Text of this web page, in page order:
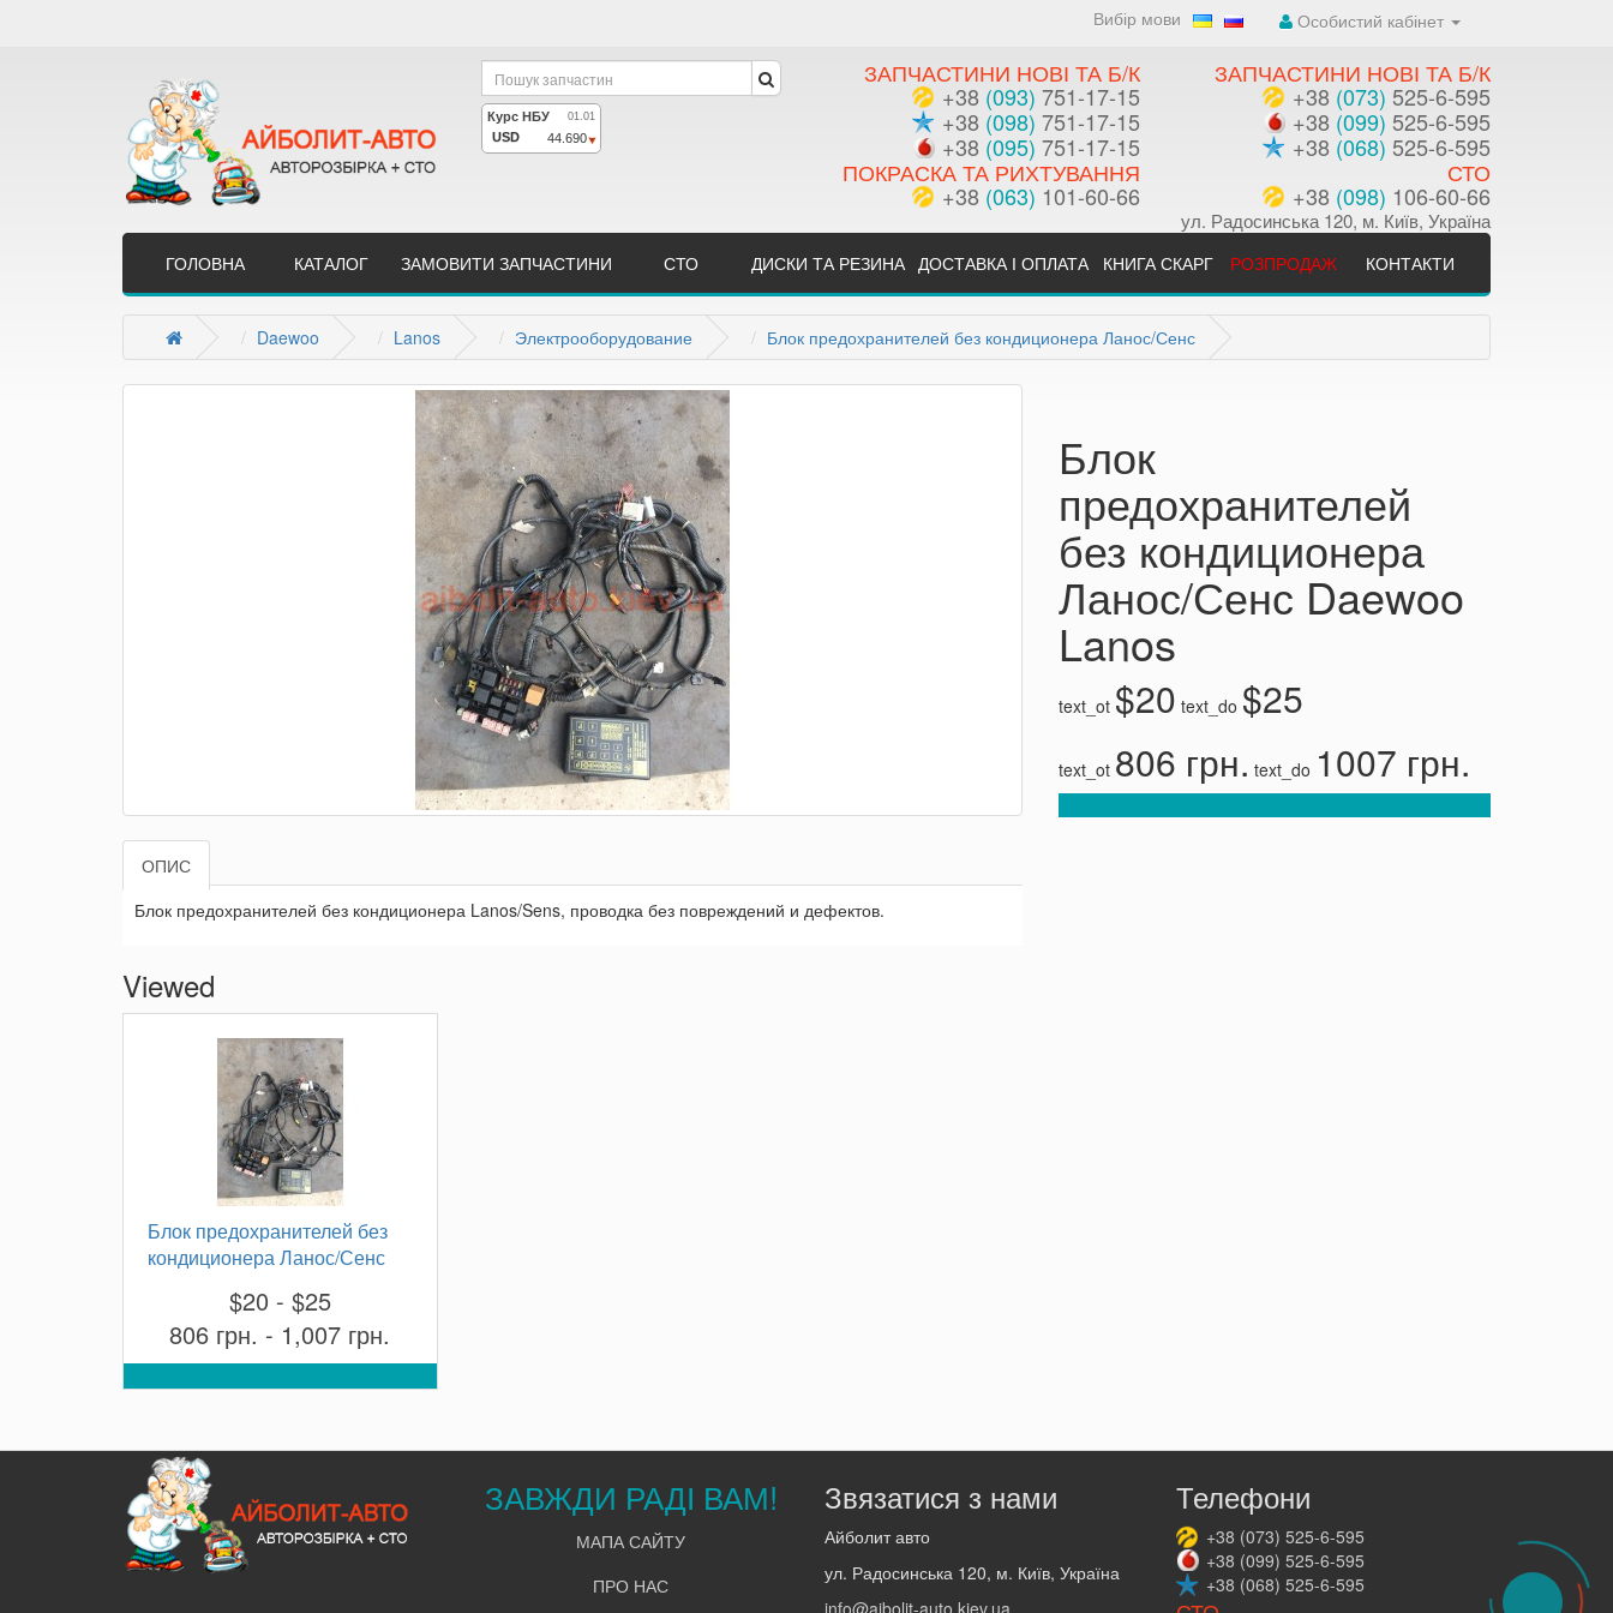
Вибір мови Особистий кабінет
ЗАПЧАСТИНИ НОВІ ТА Б/К
+38 (093) 751-17-15
+38 (098) 751-17-15
+38 (095) 751-17-15
ПОКРАСКА ТА РИХТУВАННЯ
+38 (063) 101-60-66
ЗАПЧАСТИНИ НОВІ ТА Б/К
+38 (073) 525-6-595
+38 (099) 525-6-595
+38 (068) 525-6-595
СТО
+38 (098) 106-60-66
ул. Радосинська 120, м. Київ, Україна
ГОЛОВНА КАТАЛОГ ЗАМОВИТИ ЗАПЧАСТИНИ СТО ДИСКИ ТА РЕЗИНА ДОСТАВКА І ОПЛАТА КНИГА СКАРГ РОЗПРОДАЖ КОНТАКТИ
Daewoo Lanos Электрооборудование Блок предохранителей без кондиционера Ланос/Сенс
ОПИС
Блок предохранителей без кондиционера Lanos/Sens, проводка без повреждений и дефектов.
Блок
предохранителей
без кондиционера
Ланос/Сенс Daewoo
Lanos
text_ot $20 text_do $25
text_ot 806 грн. text_do 1007 грн.
Viewed
Блок предохранителей без
кондиционера Ланос/Сенс
$20 - $25
806 грн. - 1,007 грн.
ЗАВЖДИ РАДІ ВАМ!
МАПА САЙТУ
ПРО НАС
Звязатися з нами
Айболит авто
ул. Радосинська 120, м. Київ, Україна
info@aibolit-auto.kiev.ua
Телефони
+38 (073) 525-6-595
+38 (099) 525-6-595
+38 (068) 525-6-595